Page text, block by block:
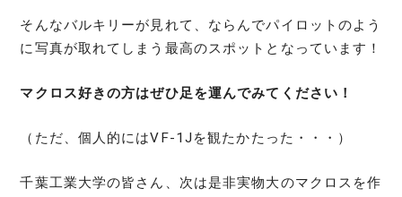
そんなバルキリーが見れて、ならんでパイロットのよう
に写真が取れてしまう最高のスポットとなっています！
マクロス好きの方はぜひ足を運んでみてください！
（ただ、個人的にはVF-1Jを観たかたった・・・）
千葉工業大学の皆さん、次は是非実物大のマクロスを作